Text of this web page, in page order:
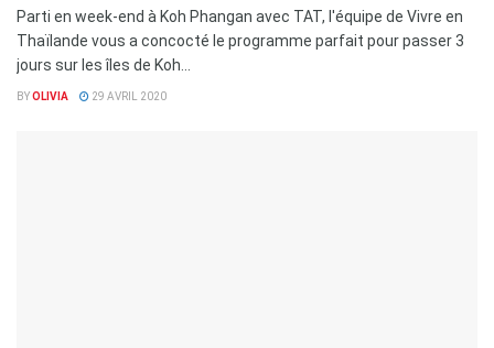
Parti en week-end à Koh Phangan avec TAT, l'équipe de Vivre en
Thaïlande vous a concocté le programme parfait pour passer 3
jours sur les îles de Koh...
BYOLIVIA 29 AVRIL 2020